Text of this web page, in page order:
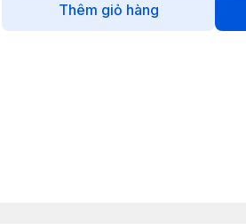
Thêm giỏ hàng